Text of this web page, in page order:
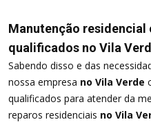
Manutenção
qualificados no Vila
Sabendo disso e das
nossa empresa no Vila Verde
qualificados para atender da
reparos residenciais no Vila